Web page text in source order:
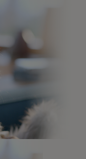
de tu mascota,
y bienestar ¡y
en perros y gatos